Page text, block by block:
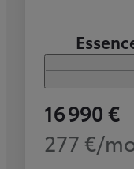
16 990 €
277 €/